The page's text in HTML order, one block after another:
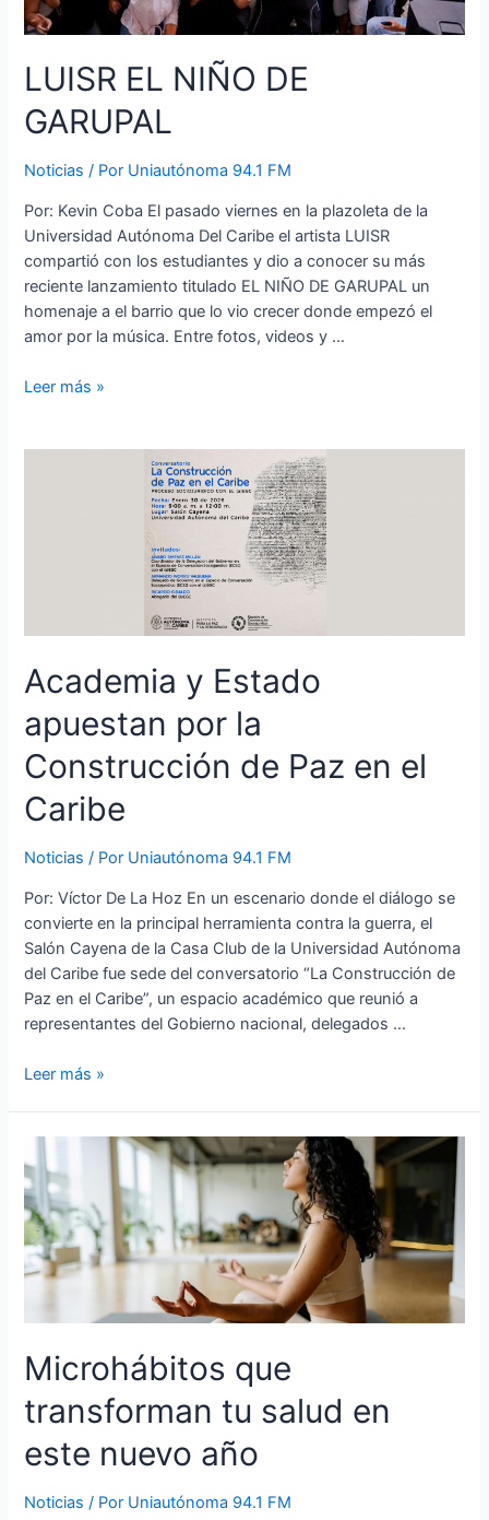
LUISR EL NIÑO DE
GARUPAL
Noticias / Por Uniautónoma 94.1 FM
Por: Kevin Coba El pasado viernes en la plazoleta de la
Universidad Autónoma Del Caribe el artista LUISR
compartió con los estudiantes y dio a conocer su más
reciente lanzamiento titulado EL NIÑO DE GARUPAL un
homenaje a el barrio que lo vio crecer donde empezó el
amor por la música. Entre fotos, videos y …
Leer más »
Academia y Estado
apuestan por la
Construcción de Paz en el
Caribe
Noticias / Por Uniautónoma 94.1 FM
Por: Víctor De La Hoz En un escenario donde el diálogo se
convierte en la principal herramienta contra la guerra, el
Salón Cayena de la Casa Club de la Universidad Autónoma
del Caribe fue sede del conversatorio “La Construcción de
Paz en el Caribe”, un espacio académico que reunió a
representantes del Gobierno nacional, delegados …
Leer más »
Microhábitos que
transforman tu salud en
este nuevo año
Noticias / Por Uniautónoma 94.1 FM